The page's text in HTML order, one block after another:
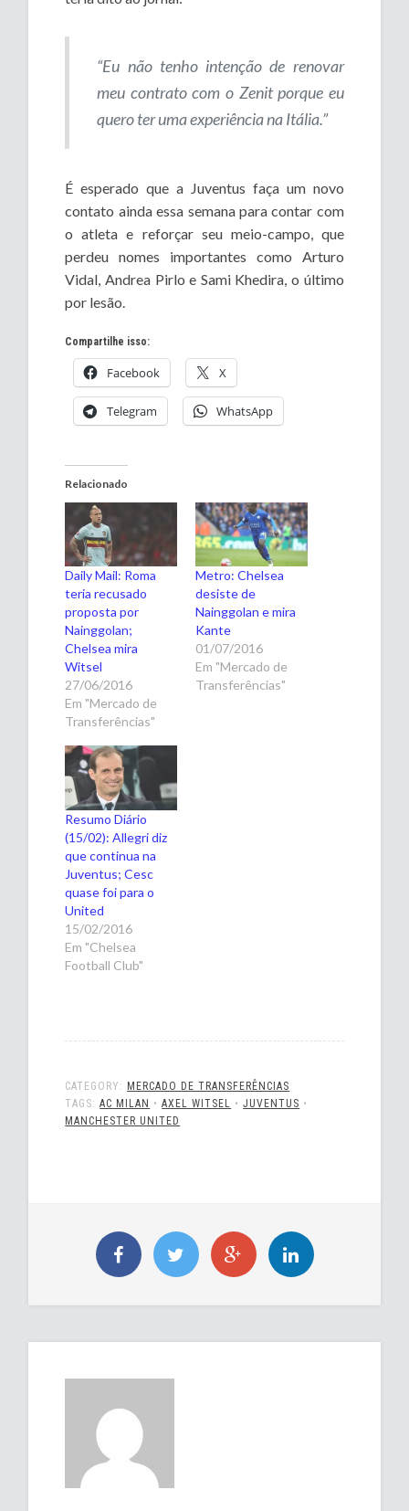
“Eu não tenho intenção de renovar
meu contrato com o Zenit porque eu
quero ter uma experiência na Itália.”
É esperado que a Juventus faça um novo
contato ainda essa semana para contar com
o atleta e reforçar seu meio-campo, que
perdeu nomes importantes como Arturo
Vidal, Andrea Pirlo e Sami Khedira, o último
por lesão.
Compartilhe isso:
Facebook X
Telegram WhatsApp
Relacionado
Daily Mail: Roma
teria recusado
proposta por
Nainggolan;
Chelsea mira
Witsel
27/06/2016
Em "Mercado de
Transferências"
Metro: Chelsea
desiste de
Nainggolan e mira
Kante
01/07/2016
Em "Mercado de
Transferências"
Resumo Diário
(15/02): Allegri diz
que continua na
Juventus; Cesc
quase foi para o
United
15/02/2016
Em "Chelsea
Football Club"
CATEGORY: MERCADO DE TRANSFERÊNCIAS
TAGS:AC MILAN •AXEL WITSEL •JUVENTUS •
MANCHESTER UNITED